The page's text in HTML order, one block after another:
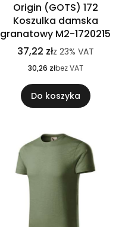
Origin (GOTS) 172
Koszulka damska
granatowy M2-1720215
37,22 złz 23% VAT
30,26 złbez VAT
Do koszyka